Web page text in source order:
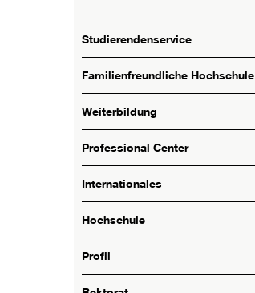
Studierendenservice
Familienfreundliche Hochschule
Weiterbildung
Professional Center
Internationales
Hochschule
Profil